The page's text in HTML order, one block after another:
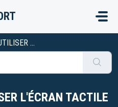
TACTILE
L'ÉCRAN TACTILE